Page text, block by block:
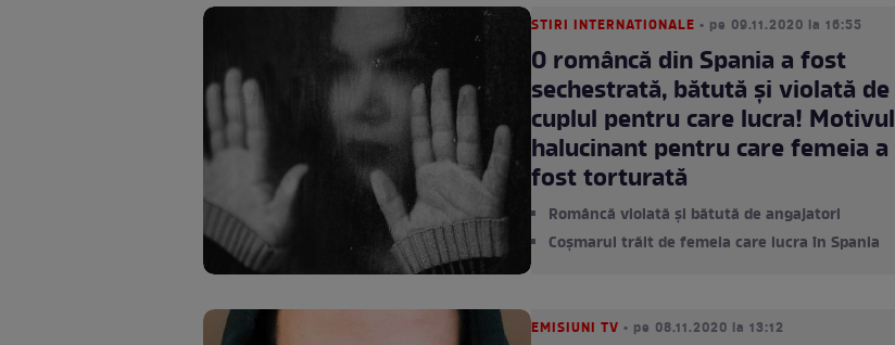
STIRI INTERNATIONALE • pe 09.11.2020 la 16:55
O româncă din Spania a fost
sechestrată, bătută și violată de
cuplul pentru care lucra! Motivul
halucinant pentru care femeia a
fost torturată
Româncă violată și bătută de angajatori
Coșmarul trăit de femeia care lucra în Spania
EMISIUNI TV • pe 08.11.2020 la 13:12